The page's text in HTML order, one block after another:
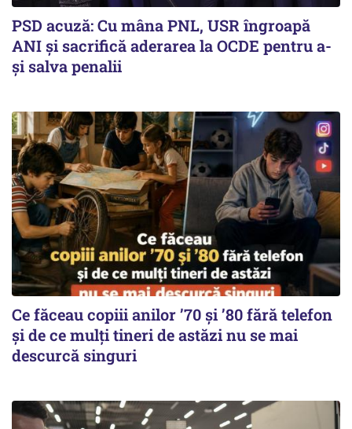
PSD acuză: Cu mâna PNL, USR îngroapă
ANI și sacrifică aderarea la OCDE pentru a-
și salva penalii
Ce făceau copiii anilor ’70 și ’80 fără telefon
și de ce mulți tineri de astăzi nu se mai
descurcă singuri